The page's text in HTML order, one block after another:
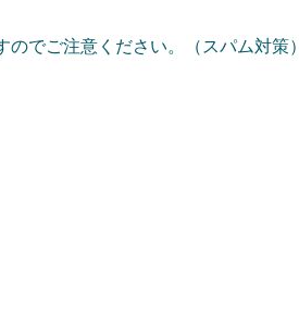
でご注意ください。（スパム対策）